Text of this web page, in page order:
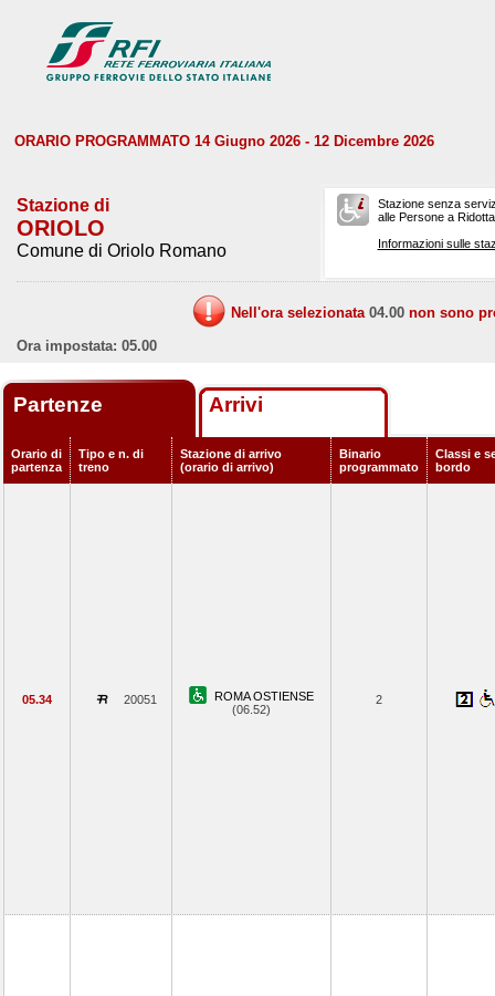
ORARIO PROGRAMMATO 14 Giugno 2026 - 12 Dicembre 2026
Stazione di
ORIOLO
Comune di Oriolo Romano
Stazione senza
alle Persone a
Informazioni sulle
Nell'ora selezionata 04.00 non sono
Ora impostata: 05.00
Partenze Arrivi
Orario di
partenza
Tipo e n. di
treno
Stazione di arrivo
(orario di arrivo)
Binario
programmato
Classi e
bordo
05.34 20051
ROMA OSTIENSE
(06.52)
2